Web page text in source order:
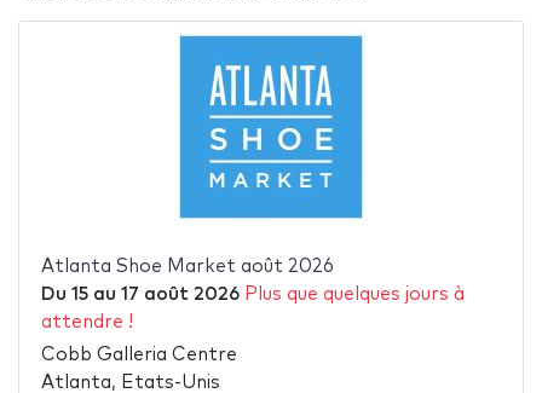
Atlanta Shoe Market août 2026
Du 15au 17 août 2026 Plus que quelques jours à
attendre !
Cobb Galleria Centre
Atlanta, Etats-Unis